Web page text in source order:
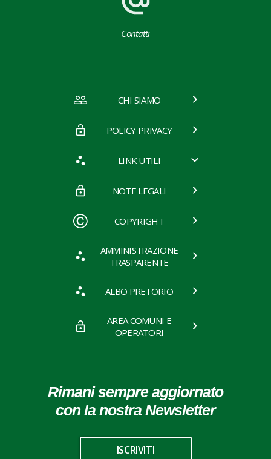
Contatti
CHI SIAMO
POLICY PRIVACY
LINK UTILI
NOTE LEGALI
COPYRIGHT
AMMINISTRAZIONE
TRASPARENTE
ALBO PRETORIO
AREA COMUNI E
OPERATORI
Rimani sempre aggiornato
con la nostra Newsletter
ISCRIVITI